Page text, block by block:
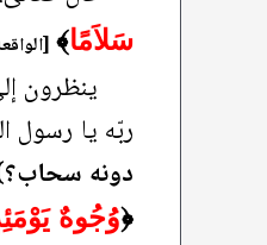
سَلاَمًا﴾
ينظرون
ربّه يا رسول
دونه
﴿وُجُوهٌ